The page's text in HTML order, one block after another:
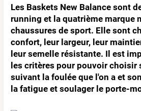
Les Baskets New Balance sont
running et la quatrième marque
chaussures de sport. Elle sont
confort, leur largeur, leur
leur semelle résistante. Il est
les critères pour pouvoir choisir
suivant la foulée que l'on a et
la fatigue et soulager le porte-